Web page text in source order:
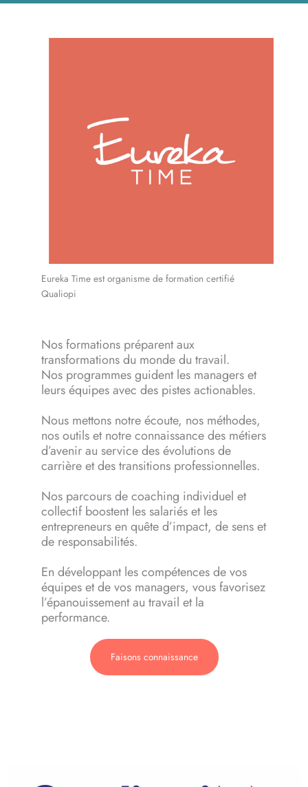
Eureka Time est organisme de formation certifié
Qualiopi
Nos formations préparent aux
transformations du monde du travail.
Nos programmes guident les managers et
leurs équipes avec des pistes actionables.
Nous mettons notre écoute, nos méthodes,
nos outils et notre connaissance des métiers
d’avenir au service des évolutions de
carrière et des transitions professionnelles.
Nos parcours de coaching individuel et
collectif boostent les salariés et les
entrepreneurs en quête d’impact, de sens et
de responsabilités.
En développant les compétences de vos
équipes et de vos managers, vous favorisez
l’épanouissement au travail et la
performance.
Faisons connaissance